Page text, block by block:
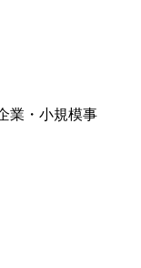
業・小規模事